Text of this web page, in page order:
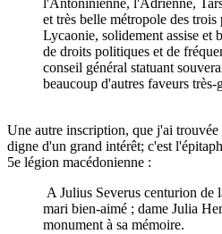
l'Antoninienne, l'Adrienne,
et très belle métropole des
Lycaonie, solidement assise et
de droits politiques et de
conseil général statuant
beaucoup d'autres faveurs
Une autre inscription, que j'ai trouvée
digne d'un grand intérêt; c'est
5e légion macédonienne :
A Julius Severus centurion de
mari bien-aimé ; dame Julia
monument à sa mémoire.